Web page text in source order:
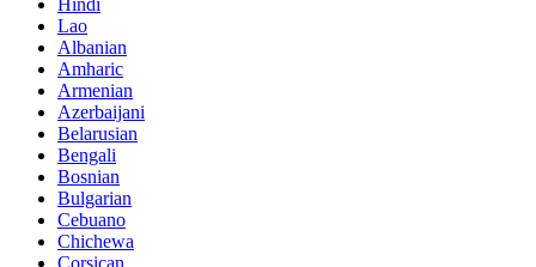
Lao
Albanian
Amharic
Armenian
Azerbaijani
Belarusian
Bengali
Bosnian
Bulgarian
Cebuano
Chichewa
Corsican